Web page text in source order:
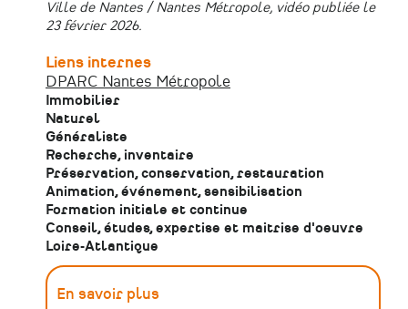
Ville de Nantes / Nantes Métropole, vidéo publiée le
23 février 2026.
Liens internes
DPARC Nantes Métropole
Immobilier
Naturel
Généraliste
Recherche, inventaire
Préservation, conservation, restauration
Animation, événement, sensibilisation
Formation initiale et continue
Conseil, études, expertise et maitrise d'oeuvre
Loire-Atlantique
En savoir plus